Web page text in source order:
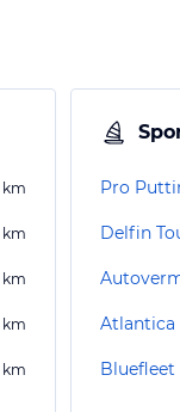
km
km
km
km
km
Pro
Delfin
Atlantica
Bluefleet